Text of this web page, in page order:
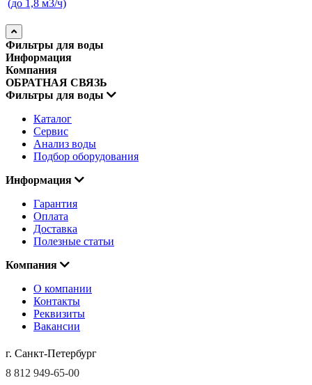
Фильтры для воды
Информация
Компания
ОБРАТНАЯ СВЯЗЬ
Фильтры для воды
Каталог
Сервис
Анализ воды
Подбор оборудования
Информация
Гарантия
Оплата
Доставка
Полезные статьи
Компания
О компании
Контакты
Реквизиты
Вакансии
г. Санкт-Петербург
8 812 949-65-00